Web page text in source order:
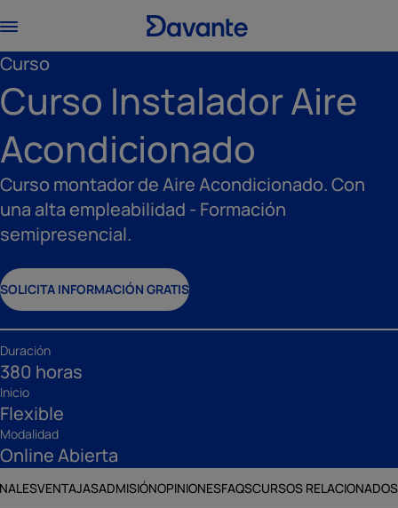
Curso
Curso Instalador Aire
Acondicionado
Curso montador de Aire Acondicionado. Con
una alta empleabilidad - Formación
semipresencial.
SOLICITA INFORMACIÓN GRATIS
Duración
380 horas
Inicio
Flexible
Modalidad
Online Abierta
VENTAJASADMISIÓNOPINIONESFAQSCURSOS RELACIONADOS